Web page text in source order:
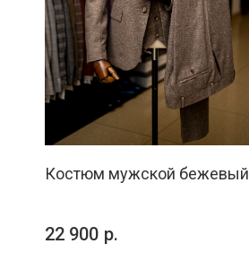
Костюм мужской бежевый
22 900 р.